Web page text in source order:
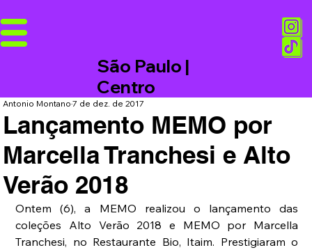
São Paulo |
Centro
Lançamento MEMO por
Marcella Tranchesi e Alto
Verão 2018
Antonio Montano7 de dez. de 2017
Ontem (6), a MEMO realizou o lançamento das
coleções Alto Verão 2018 e MEMO por Marcella
Tranchesi, no Restaurante Bio, Itaim. Prestigiaram o